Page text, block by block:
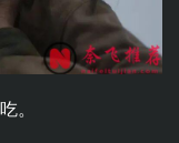
。